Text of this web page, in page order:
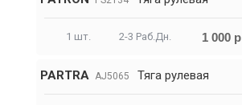
1 шт. 2-3 Раб.Дн. 1 000 р
PARTRA AJ5065 Тяга рулевая